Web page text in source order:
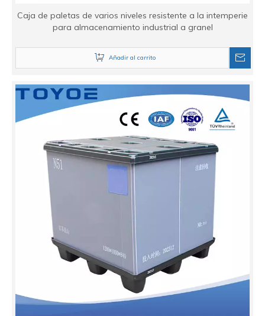
Caja de paletas de varios niveles resistente a la intemperie
para almacenamiento industrial a granel
Añadir al carrito